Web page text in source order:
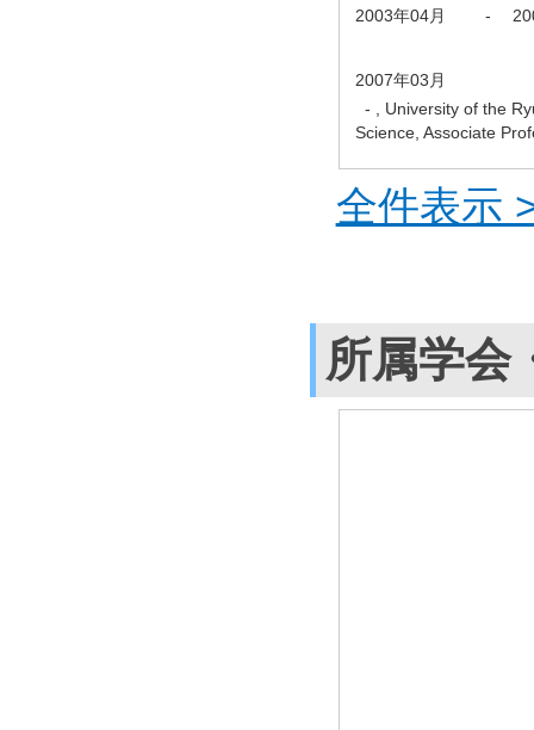
2003年04月 -
2007年03月
- , University of the
Science, Associate
全件表示
所属学会